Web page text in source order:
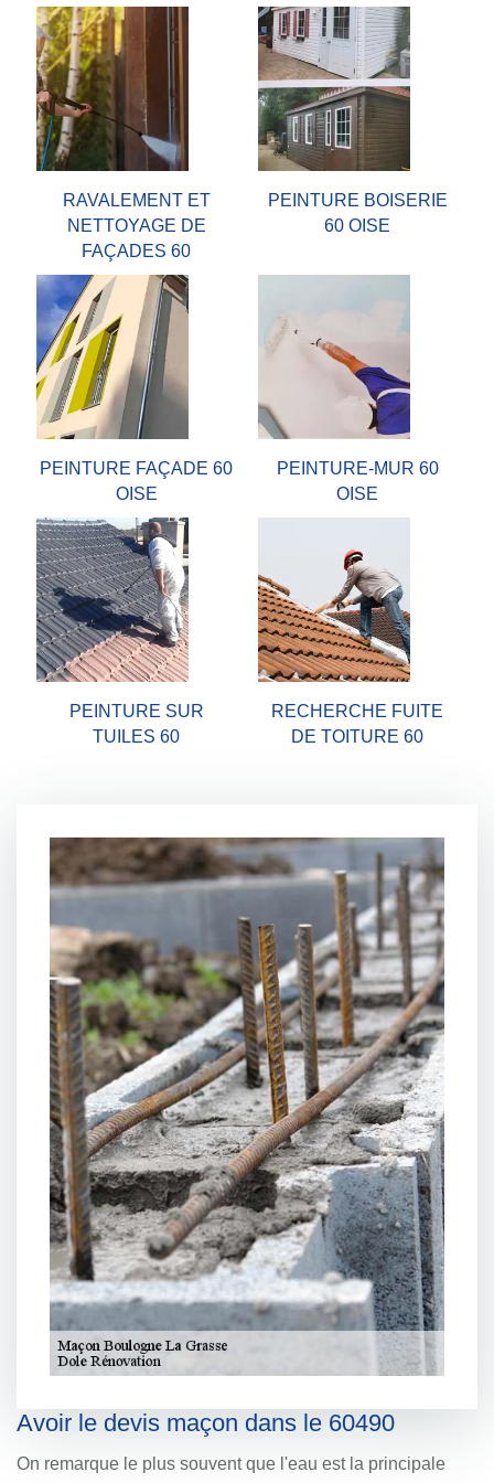
RAVALEMENT ET
NETTOYAGE DE
FAÇADES 60
PEINTURE BOISERIE
60 OISE
PEINTURE FAÇADE 60
OISE
PEINTURE-MUR 60
OISE
PEINTURE SUR
TUILES 60
RECHERCHE FUITE
DE TOITURE 60
Avoir le devis maçon dans le 60490
On remarque le plus souvent que l'eau est la principale